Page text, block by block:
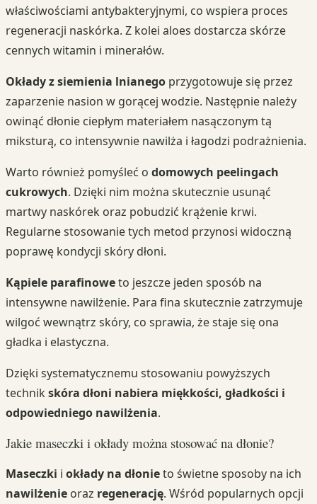
właściwościami antybakteryjnymi, co wspiera proces
regeneracji naskórka. Z kolei aloes dostarcza skórze
cennych witamin i minerałów.
Okłady z siemienia lnianego przygotowuje się przez
zaparzenie nasion w gorącej wodzie. Następnie należy
owinąć dłonie ciepłym materiałem nasączonym tą
miksturą, co intensywnie nawilża i łagodzi podrażnienia.
Warto również pomyśleć o domowych peelingach
cukrowych. Dzięki nim można skutecznie usunąć
martwy naskórek oraz pobudzić krążenie krwi.
Regularne stosowanie tych metod przynosi widoczną
poprawę kondycji skóry dłoni.
Kąpiele parafinoweto jeszcze jeden sposób na
intensywne nawilżenie. Para fina skutecznie zatrzymuje
wilgoć wewnątrz skóry, co sprawia, że staje się ona
gładka i elastyczna.
Dzięki systematycznemu stosowaniu powyższych
technik skóra dłoni nabiera miękkości, gładkości i
odpowiedniego nawilżenia.
Jakie maseczki i okłady można stosować na dłonie?
Maseczki i okłady na dłonieto świetne sposoby na ich
nawilżenie oraz regenerację. Wśród popularnych opcji